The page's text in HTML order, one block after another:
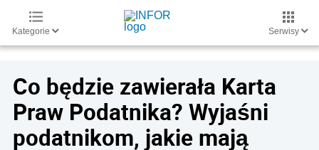
Kategorie Serwisy
Co będzie zawierała Karta
Praw Podatnika? Wyjaśni
podatnikom, jakie mają